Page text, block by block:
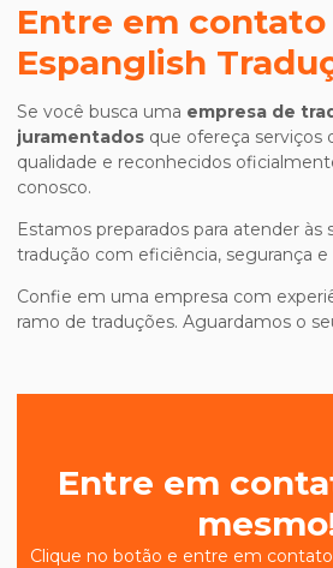
Entre em contato
Espanglish
Se você busca uma empresa de
juramentados que ofereça serviços
qualidade e reconhecidos
conosco.
Estamos preparados para atender às
tradução com eficiência, segurança
Confie em uma empresa com
ramo de traduções. Aguardamos o
Entre em
Clique no botão e entre em